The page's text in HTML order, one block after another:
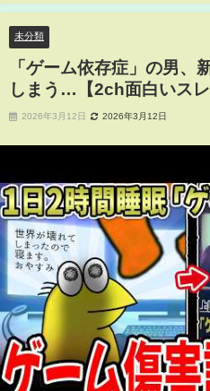
【2ch面白いスレ】
未分類
「ゲーム依存症」の男、
しまう…【2ch面白いスレ
2026年3月12日 2026年3月12日